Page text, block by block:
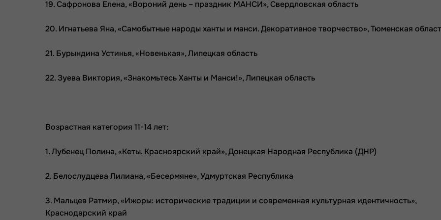
19. Сафронова Елена, «Вороний день – праздник МАНСИ», Свердловская область
20. Игнатьева Яна, «Самобытные народы ханты и манси. Декоративное творчество», Тюменская
21. Бурындина Устинья, «Новенькая», Липецкая область
22. Зуева Виктория, «Знакомьтесь Ханты и Манси!», Липецкая область
Возрастная категория 11-14 лет:
1. Лубенец Полина, «Кеты. Красноярский край», Донецкая Народная Республика (ДНР)
2. Белослудцева Лилиана, «Бесермяне», Удмуртская Республика
3. Мальцев Ратмир, «Ижоры: исторические традиции и современная культурная идентичность»,
Краснодарский край